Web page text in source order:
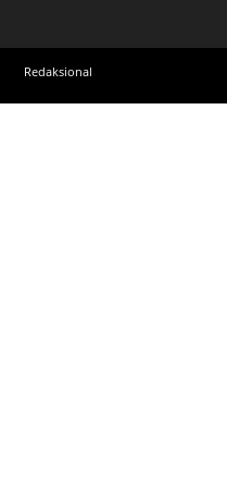
Redaksional